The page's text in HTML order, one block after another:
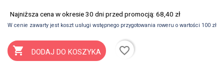
Najniższa cena w okresie 30 dni przed promocją: 68,40 zł
W cenie zawarty jest koszt usługi wstępnego przygotowania roweru o wartości 100 zł
 DODAJ DO KOSZYKA
favorite_border